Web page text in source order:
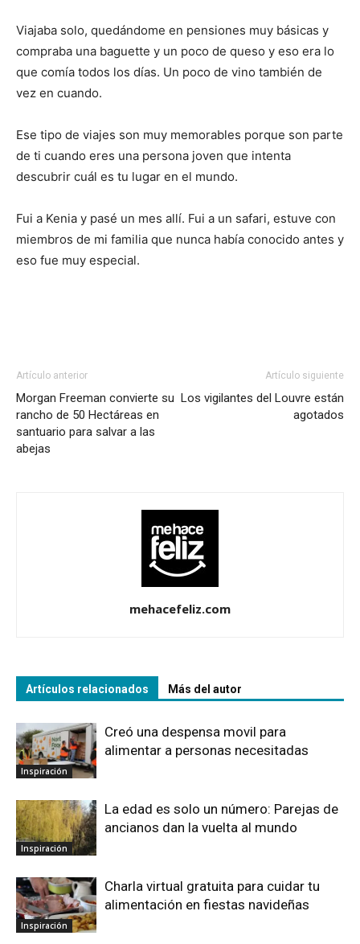
Viajaba solo, quedándome en pensiones muy básicas y
compraba una baguette y un poco de queso y eso era lo
que comía todos los días. Un poco de vino también de
vez en cuando.
Ese tipo de viajes son muy memorables porque son parte
de ti cuando eres una persona joven que intenta
descubrir cuál es tu lugar en el mundo.
Fui a Kenia y pasé un mes allí. Fui a un safari, estuve con
miembros de mi familia que nunca había conocido antes y
eso fue muy especial.
Artículo anterior
Morgan Freeman convierte su
rancho de 50 Hectáreas en
santuario para salvar a las
abejas
Artículo siguiente
Los vigilantes del Louvre están
agotados
mehacefeliz.com
Artículos relacionados Más del autor
Inspiración
Creó una despensa movil para
alimentar a personas necesitadas
Inspiración
La edad es solo un número: Parejas de
ancianos dan la vuelta al mundo
Inspiración
Charla virtual gratuita para cuidar tu
alimentación en fiestas navideñas